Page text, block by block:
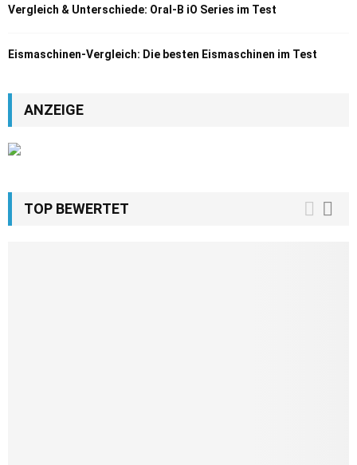
Vergleich & Unterschiede: Oral-B iO Series im Test
Eismaschinen-Vergleich: Die besten Eismaschinen im Test
ANZEIGE
TOP BEWERTET